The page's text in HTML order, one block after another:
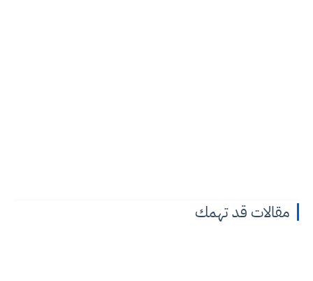
مقالات قد تهمك